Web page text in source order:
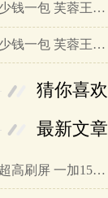
芙蓉王硬天源多少钱一包 芙蓉王硬天源烟价格表…
芙蓉王软天源多少钱一包 芙蓉王软天源价格及口感分析…
猜你喜欢
最新文章
一加15全球首发超高刷屏 一加15参数详细配置…